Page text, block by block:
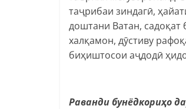
таҷрибаи зиндагӣ,
доштани Ватан,
халқамон, дӯстиву
биҳиштосои аҷдодӣ
Раванди бунёдкориҳо